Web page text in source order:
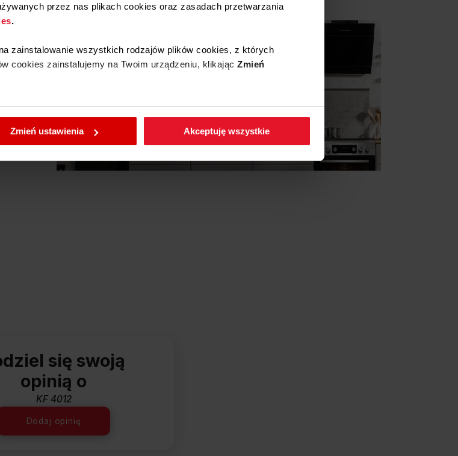
przez nas plikach cookies oraz zasadach przetwarzania
.
zainstalowanie wszystkich rodzajów plików cookies, z których
cookies zainstalujemy na Twoim urządzeniu, klikając Zmień
ustawienia plików cookies wchodząc w zakładkęPolityka
Zmień ustawienia Akceptuję wszystkie
się swoją
opinią o
KF 4012
Dodaj opinię